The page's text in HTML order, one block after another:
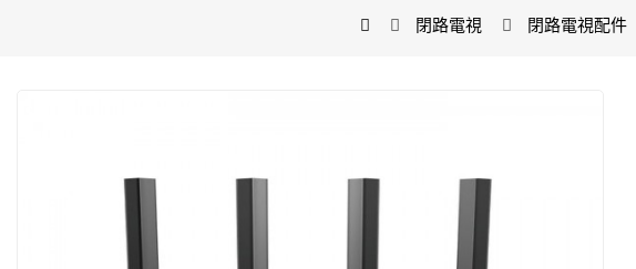
閉路電視 閉路電視配件